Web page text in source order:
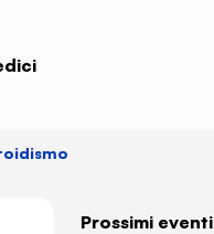
Prossimi eventi